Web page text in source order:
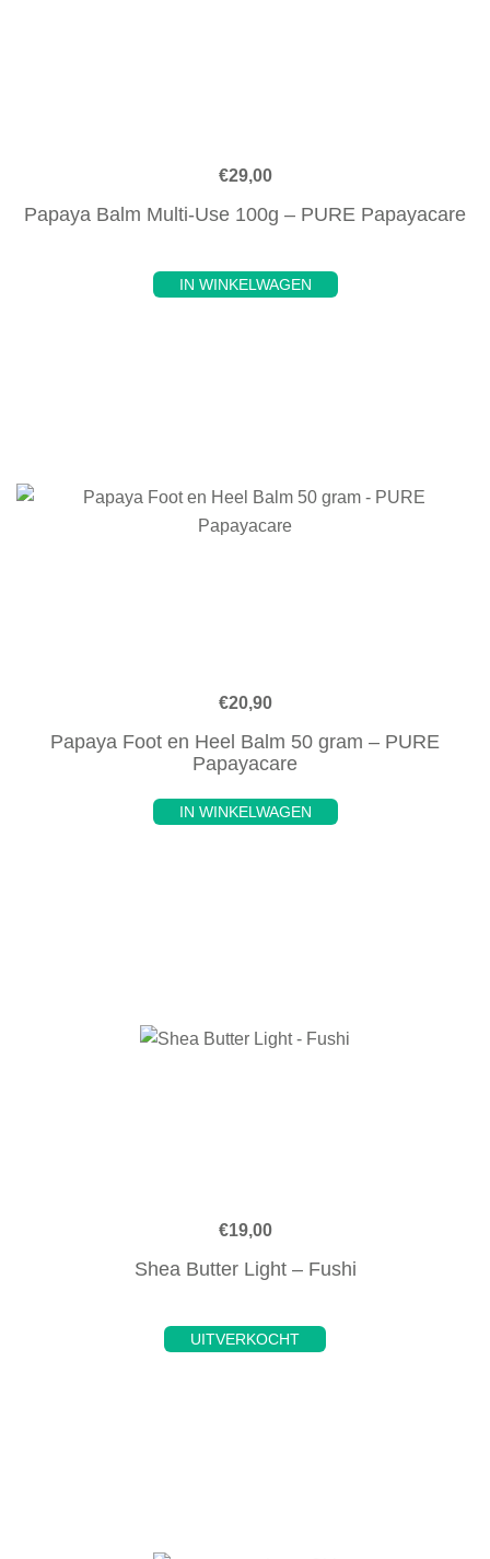
€29,00
Papaya Balm Multi-Use 100g – PURE Papayacare
IN WINKELWAGEN
€20,90
Papaya Foot en Heel Balm 50 gram – PURE
Papayacare
IN WINKELWAGEN
€19,00
Shea Butter Light – Fushi
UITVERKOCHT